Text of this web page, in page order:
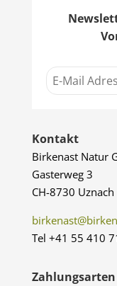
Kontakt
Birkenast Natur
Gasterweg 3
CH-8730 Uznach
Tel +41 55 410
Zahlungsarten